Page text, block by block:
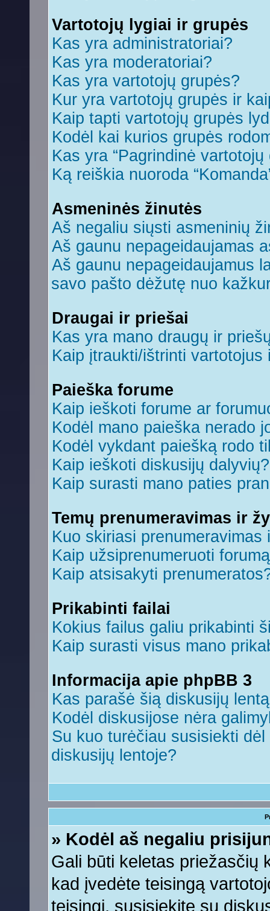
Vartotojų lygiai ir grupės
Kas yra administratoriai?
Kas yra moderatoriai?
Kas yra vartotojų grupės?
Kur yra vartotojų grupės ir
Kaip tapti vartotojų grupės
Kodėl kai kurios grupės
Kas yra “Pagrindinė vartotojų
Ką reiškia nuoroda
Asmeninės žinutės
Aš negaliu siųsti asmeninių
Aš gaunu nepageidaujamas
Aš gaunu nepageidaujamus
savo pašto dėžutę nuo
Draugai ir priešai
Kas yra mano draugų ir
Kaip įtraukti/ištrinti
Paieška forume
Kaip ieškoti forume ar
Kodėl mano paieška nerado
Kodėl vykdant paiešką rodo
Kaip ieškoti diskusijų dalyvių?
Kaip surasti mano paties
Temų prenumeravimas ir
Kuo skiriasi prenumeravimas
Kaip užsiprenumeruoti
Kaip atsisakyti
Prikabinti failai
Kokius failus galiu prikabinti
Kaip surasti visus mano
Informacija apie phpBB 3
Kas parašė šią diskusijų
Kodėl diskusijose nėra
Su kuo turėčiau susisiekti
diskusijų lentoje?
» Kodėl aš negaliu
Gali būti keletas priežasčių
kad įvedėte teisingą
teisingi, susisiekite su